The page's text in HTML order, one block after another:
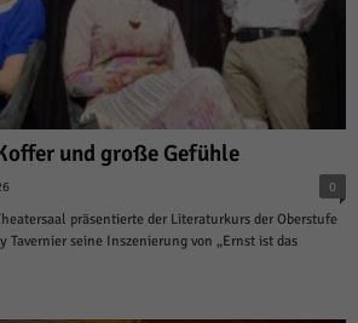
und große Gefühle
0
präsentierte der Literaturkurs der Oberstufe
Tavernier seine Inszenierung von „Ernst ist das